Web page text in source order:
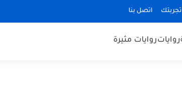
اتصل بنا
رواياتروايات مثيرة